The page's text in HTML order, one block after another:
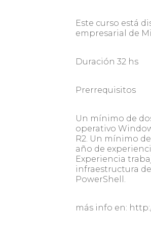
Este curso está
empresarial de
Duración 32 hs
Prerrequisitos
Un mínimo de
operativo
R2. Un mínimo
año de
Experiencia
infraestructura
PowerShell.
más info en: